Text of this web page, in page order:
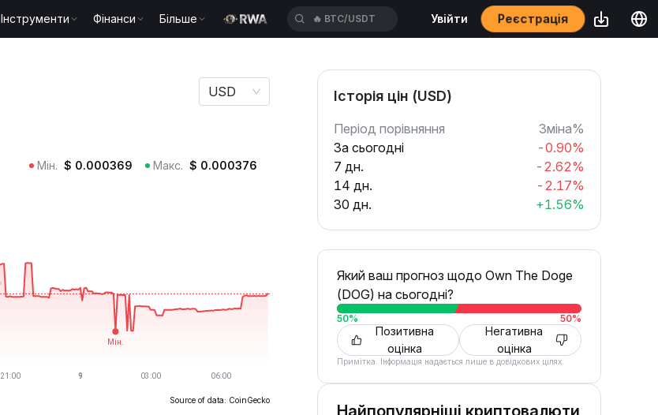
Інструменти Фінанси Більше 🔥 BTC/USDT Увійти Реєстрація
USD
Мін. $ 0.000369 Макс. $ 0.000376
Source of data: CoinGecko
Історія цін (USD)
Період порівняння
Зміна%
За сьогодні
-0.90%
7 дн.
-2.62%
14 дн.
-2.17%
30 дн.
+1.56%
Який ваш прогноз щодо Own The Doge
(DOG) на сьогодні?
50% 50%
Позитивна
оцінка
Негативна
оцінка
Примітка. Інформація надається лише в довідкових цілях.
Найпопулярніші криптовалюти